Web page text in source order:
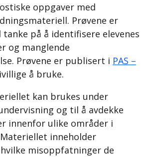
oppgaver med
Prøvene er
på å identifisere elevenes
og manglende
Prøvene er publisert i PAS –
å bruke.
kan brukes under
og til å avdekke
innenfor ulike områder i
inneholder
misoppfatninger de